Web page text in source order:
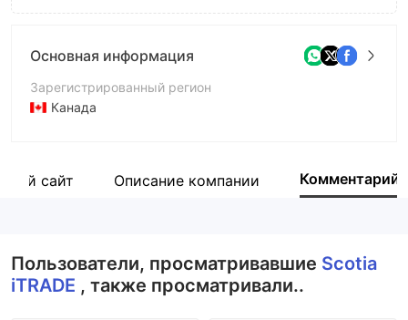
Основная информация
Зарегистрированный регион
Канада
Компания
сайт Описание компании Комментарий
Пользователи, просматривавшие Scotia
iTRADE , также просматривали..